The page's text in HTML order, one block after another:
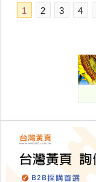
1 2 3 4